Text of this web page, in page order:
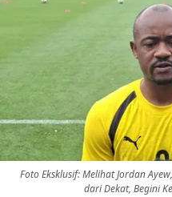
Foto Eksklusif: Melihat Jordan
dari Dekat, Begini